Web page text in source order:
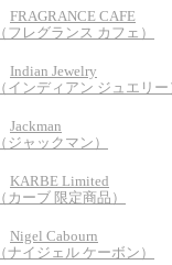
FRAGRANCE CAFE
（フレグランス カフェ）
Indian Jewelry
（インディアン ジュエリー
Jackman
（ジャックマン）
KARBE Limited
（カーブ 限定商品）
Nigel Cabourn
（ナイジェル ケーボン）